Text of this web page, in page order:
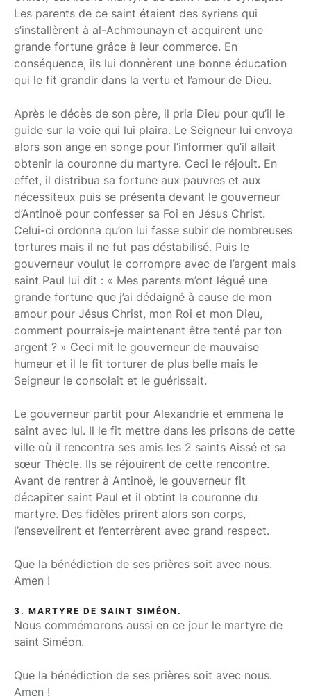
Les parents de ce saint étaient des syriens qui
s’installèrent à al-Achmounayn et acquirent une
grande fortune grâce à leur commerce. En
conséquence, ils lui donnèrent une bonne éducation
qui le fit grandir dans la vertu et l’amour de Dieu.
Après le décès de son père, il pria Dieu pour qu’il le
guide sur la voie qui lui plaira. Le Seigneur lui envoya
alors son ange en songe pour l’informer qu’il allait
obtenir la couronne du martyre. Ceci le réjouit. En
effet, il distribua sa fortune aux pauvres et aux
nécessiteux puis se présenta devant le gouverneur
d’Antinoë pour confesser sa Foi en Jésus Christ.
Celui-ci ordonna qu’on lui fasse subir de nombreuses
tortures mais il ne fut pas déstabilisé. Puis le
gouverneur voulut le corrompre avec de l’argent mais
saint Paul lui dit : « Mes parents m’ont légué une
grande fortune que j’ai dédaigné à cause de mon
amour pour Jésus Christ, mon Roi et mon Dieu,
comment pourrais-je maintenant être tenté par ton
argent ? » Ceci mit le gouverneur de mauvaise
humeur et il le fit torturer de plus belle mais le
Seigneur le consolait et le guérissait.
Le gouverneur partit pour Alexandrie et emmena le
saint avec lui. Il le fit mettre dans les prisons de cette
ville où il rencontra ses amis les 2 saints Aissé et sa
sœur Thècle. Ils se réjouirent de cette rencontre.
Avant de rentrer à Antinoë, le gouverneur fit
décapiter saint Paul et il obtint la couronne du
martyre. Des fidèles prirent alors son corps,
l’ensevelirent et l’enterrèrent avec grand respect.
Que la bénédiction de ses prières soit avec nous.
Amen !
3. MARTYRE DE SAINT SIMÉON.
Nous commémorons aussi en ce jour le martyre de
saint Siméon.
Que la bénédiction de ses prières soit avec nous.
Amen !